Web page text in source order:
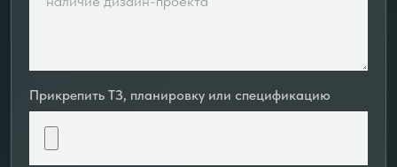
Прикрепить ТЗ, планировку или спецификацию